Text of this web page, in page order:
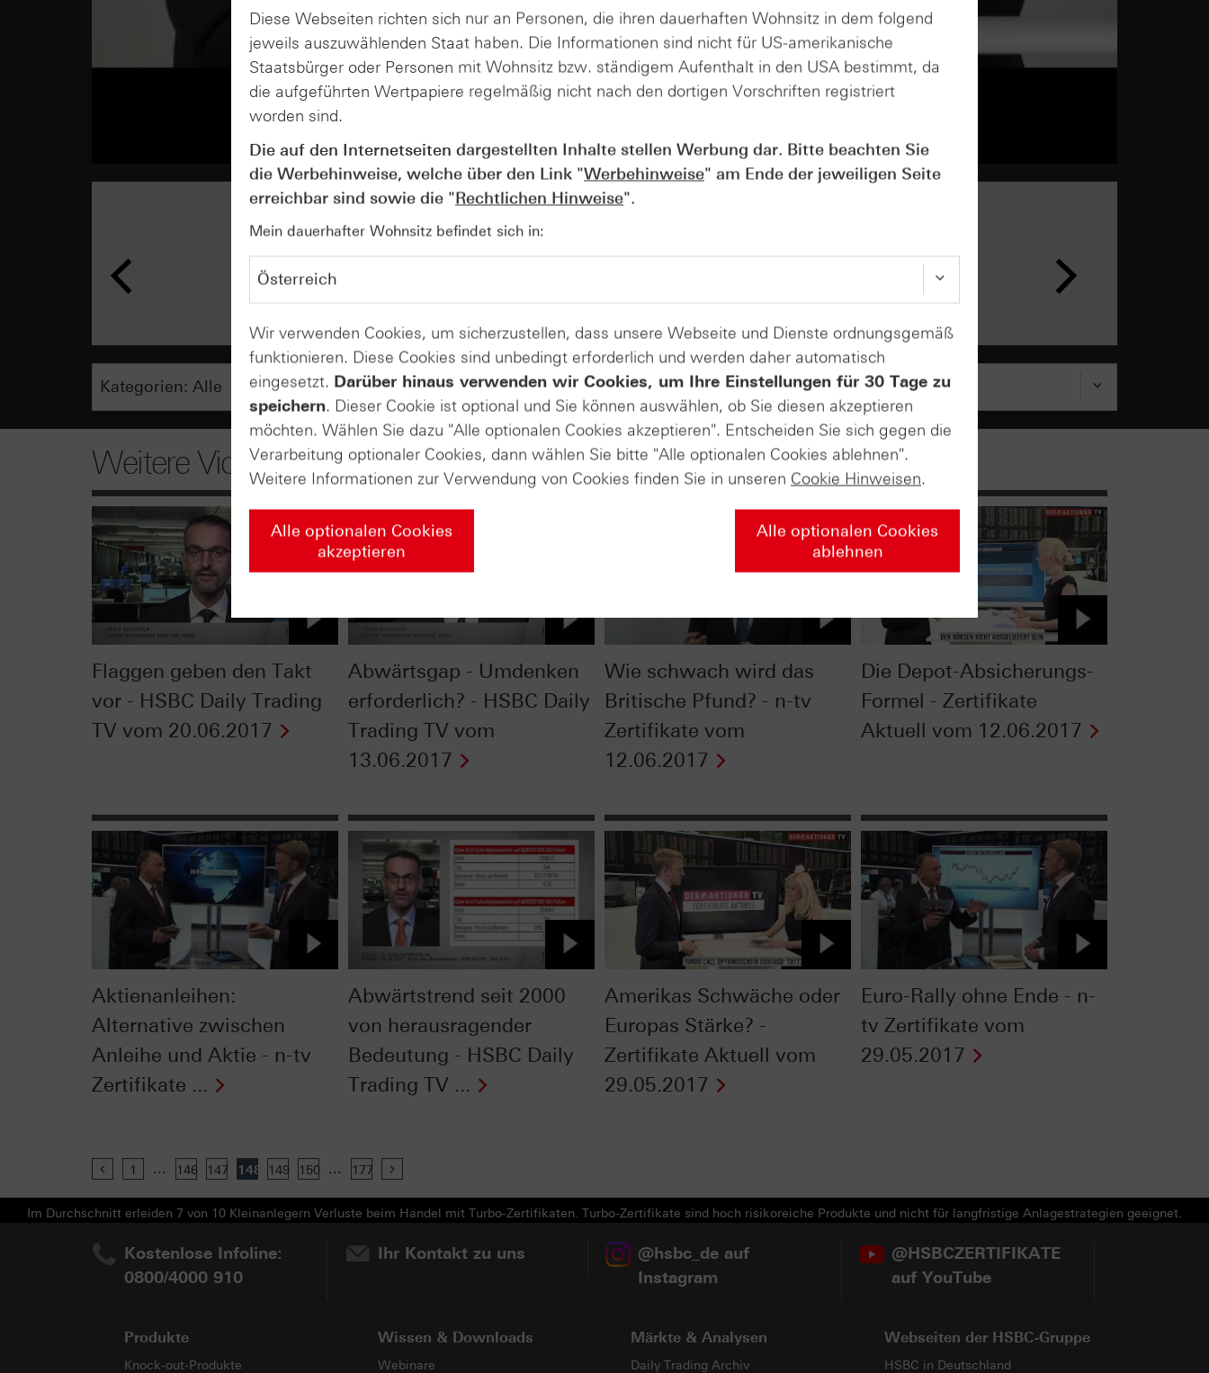
AUGUST
Weitere Videos
Flaggen geben den Takt
vor - HSBC Daily Trading
TV vom 20.06.2017
Abwärtsgap - Umdenken
erforderlich? - HSBC Daily
Trading TV vom
13.06.2017
Wie schwach wird das
Britische Pfund? - n-tv
Zertifikate vom
12.06.2017
Die Depot-Absicherungs-
Formel - Zertifikate
Aktuell vom 12.06.2017
Aktienanleihen:
Alternative zwischen
Anleihe und Aktie - n-tv
Zertifikate ...
Abwärtstrend seit 2000
von herausragender
Bedeutung - HSBC Daily
Trading TV ...
Amerikas Schwäche oder
Europas Stärke? -
Zertifikate Aktuell vom
29.05.2017
Euro-Rally ohne Ende - n-
tv Zertifikate vom
29.05.2017
Previous
1 ... 146 147 148 149 150 ... 177
Im Durchschnitt erleiden 7 von 10 Kleinanlegern Verluste beim Handel mit Turbo-Zertifikaten. Turbo-Zertifikate sind hoch risikoreiche Produkte und nicht für langfristige Anlagestrategien geeignet.
Kostenlose Infoline:
0800/4000 910
Ihr Kontakt zu uns
@hsbc_de auf
Instagram
@HSBCZERTIFIKATE
auf YouTube
Produkte
Knock-out-Produkte
Wissen & Downloads
Webinare
Märkte & Analysen
Daily Trading Archiv
Webseiten der HSBC-Gruppe
HSBC in Deutschland
Diese Webseiten richten sich nur an Personen, die ihren dauerhaften Wohnsitz in dem folgend
jeweils auszuwählenden Staat haben. Die Informationen sind nicht für US-amerikanische
Staatsbürger oder Personen mit Wohnsitz bzw. ständigem Aufenthalt in den USA bestimmt, da
die aufgeführten Wertpapiere regelmäßig nicht nach den dortigen Vorschriften registriert
worden sind.
Die auf den Internetseiten dargestellten Inhalte stellen Werbung dar. Bitte beachten Sie
die Werbehinweise, welche über den Link "Werbehinweise" am Ende der jeweiligen Seite
erreichbar sind sowie die "Rechtlichen Hinweise".
Mein dauerhafter Wohnsitz befindet sich in:
Wir verwenden Cookies, um sicherzustellen, dass unsere Webseite und Dienste ordnungsgemäß
funktionieren. Diese Cookies sind unbedingt erforderlich und werden daher automatisch
eingesetzt. Darüber hinaus verwenden wir Cookies, um Ihre Einstellungen für 30 Tage zu
speichern. Dieser Cookie ist optional und Sie können auswählen, ob Sie diesen akzeptieren
möchten. Wählen Sie dazu "Alle optionalen Cookies akzeptieren". Entscheiden Sie sich gegen die
Verarbeitung optionaler Cookies, dann wählen Sie bitte "Alle optionalen Cookies ablehnen".
Weitere Informationen zur Verwendung von Cookies finden Sie in unseren Cookie Hinweisen.
Alle optionalen Cookies
akzeptieren
Alle optionalen Cookies
ablehnen